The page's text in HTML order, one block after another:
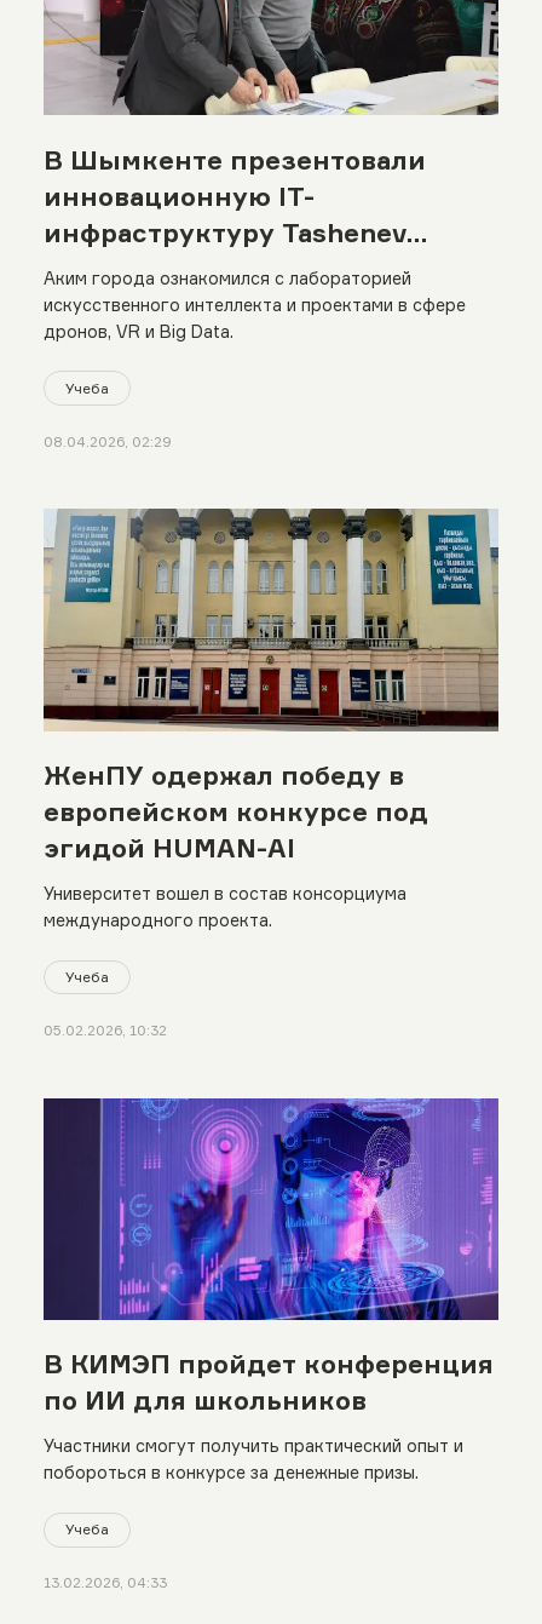
В Шымкенте презентовали
инновационную IT-
инфраструктуру Tashenev
University
Аким города ознакомился с лабораторией
искусственного интеллекта и проектами в сфере
дронов, VR и Big Data.
Учеба
08.04.2026, 02:29
ЖенПУ одержал победу в
европейском конкурсе под
эгидой HUMAN-AI
Университет вошел в состав консорциума
международного проекта.
Учеба
05.02.2026, 10:32
В КИМЭП пройдет конференция
по ИИ для школьников
Участники смогут получить практический опыт и
побороться в конкурсе за денежные призы.
Учеба
13.02.2026, 04:33